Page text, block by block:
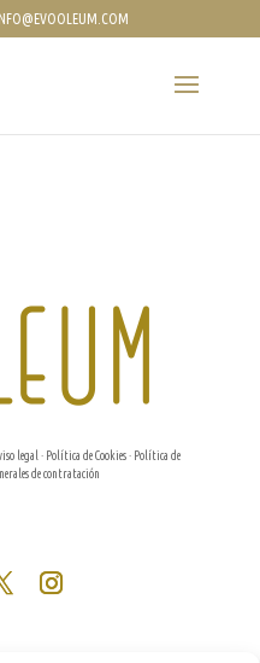
legal · Política de Cookies· Política de
de contratación